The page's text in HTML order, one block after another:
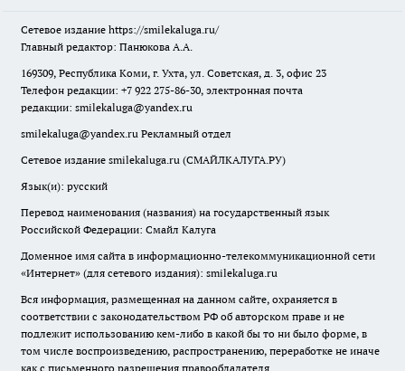
Сетевое издание https://smilekaluga.ru/
Главный редактор: Панюкова А.А.
169309, Республика Коми, г. Ухта, ул. Советская, д. 3, офис 23
Телефон редакции: +7 922 275-86-30, электронная почта
редакции: smilekaluga@yandex.ru
smilekaluga@yandex.ru Рекламный отдел
Сетевое издание smilekaluga.ru (СМАЙЛКАЛУГА.РУ)
Язык(и): русский
Перевод наименования (названия) на государственный язык
Российской Федерации: Смайл Калуга
Доменное имя сайта в информационно-телекоммуникационной сети
«Интернет» (для сетевого издания): smilekaluga.ru
Вся информация, размещенная на данном сайте, охраняется в
соответствии с законодательством РФ об авторском праве и не
подлежит использованию кем-либо в какой бы то ни было форме, в
том числе воспроизведению, распространению, переработке не иначе
как с письменного разрешения правообладателя.